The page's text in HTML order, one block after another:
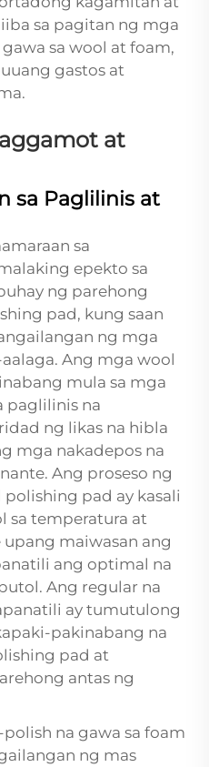
sa pagitan ng mga
sa wool at foam,
gastos at
at
sa Paglilinis at
sa
epekto sa
ng parehong
pad, kung saan
ng mga
Ang mga wool
mula sa mga
paglilinis na
ng likas na hibla
mga nakadepos na
Ang proseso ng
pad ay kasali
sa temperatura at
maiwasan ang
ang optimal na
Ang regular na
ay tumutulong
pakinabang na
pad at
antas ng
na gawa sa foam
ng mas